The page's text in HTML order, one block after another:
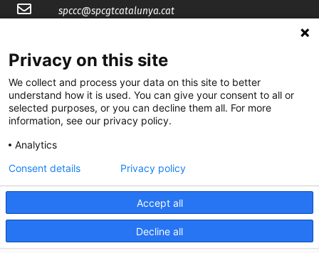
spccc@spcgtcatalunya.cat
@CGTCatalunya
cgtcatalunya
CGTCatalunya
cgtcatalunya
Desenvolupat per
Privacy on this site
We collect and process your data on this site to better
understand how it is used. You can give your consent to all or
selected purposes, or you can decline them all. For more
information, see our privacy policy.
Analytics
Accept all
Decline all
Consent details Privacy policy